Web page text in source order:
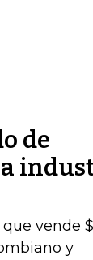
de
vende
y